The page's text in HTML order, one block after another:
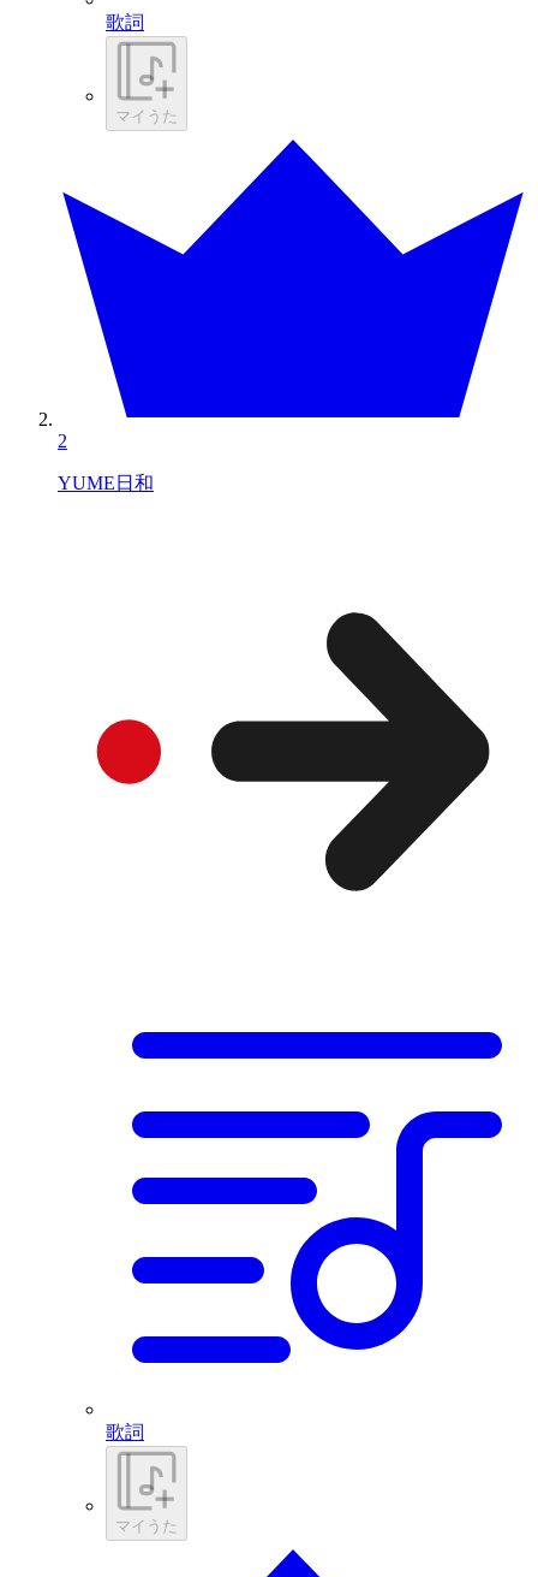
歌詞
マイうた
2
YUME日和
歌詞
マイうた